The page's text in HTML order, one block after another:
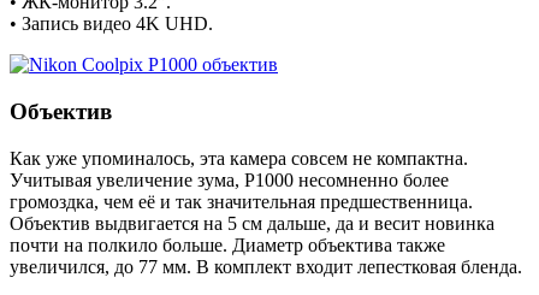
• Запись видео 4K UHD.
Объектив
Как уже упоминалось, эта камера совсем не компактна.
Учитывая увеличение зума, P1000 несомненно более
громоздка, чем её и так значительная предшественница.
Объектив выдвигается на 5 см дальше, да и весит новинка
почти на полкило больше. Диаметр объектива также
увеличился, до 77 мм. В комплект входит лепестковая бленда.